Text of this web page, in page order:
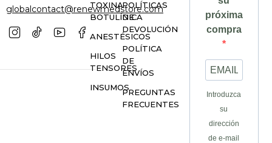
globalcontact@renewmedstore.com
TOXINA
BOTULÍNICA
ANESTÉSICOS
HILOS
TENSORES
INSUMOS
POLÍTICAS
DE
DEVOLUCIÓN
POLÍTICA
DE
ENVÍOS
PREGUNTAS
FRECUENTES
próxima
compra
Introduzca
su
dirección
de e-mail